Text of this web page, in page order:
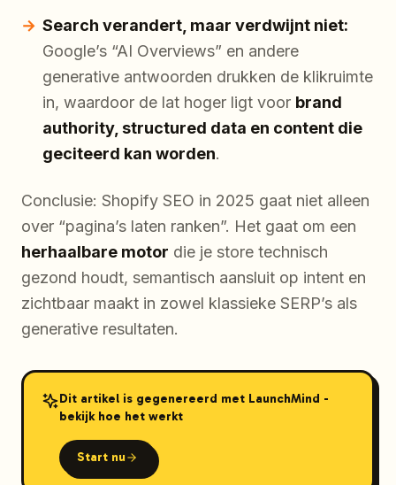
Search verandert, maar verdwijnt niet:
Google’s “AI Overviews” en andere
generative antwoorden drukken de klikruimte
in, waardoor de lat hoger ligt voor brand
authority, structured data en content die
geciteerd kan worden.
Conclusie: Shopify SEO in 2025 gaat niet alleen
over “pagina’s laten ranken”. Het gaat om een
herhaalbare motor die je store technisch
gezond houdt, semantisch aansluit op intent en
zichtbaar maakt in zowel klassieke SERP’s als
generative resultaten.
Dit artikel is gegenereerd met LaunchMind -
bekijk hoe het werkt
Start nu